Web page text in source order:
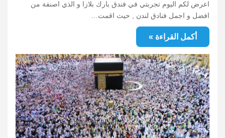
اعرض لكم اليوم تجربتي في فندق بارك بلازا و الذي اصنفة من
افضل و اجمل فنادق لندن , حيث اقمت…
أكمل القراءة »